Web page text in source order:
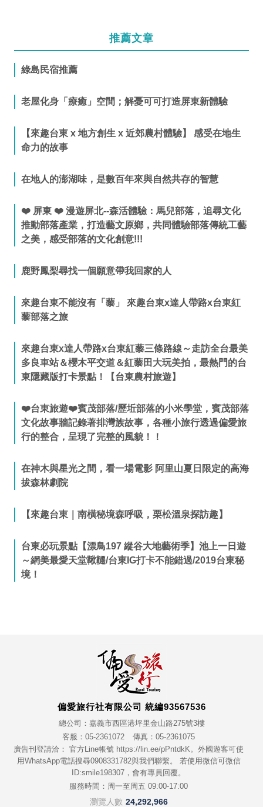
推薦文章
綠島民宿推薦
老屋化身「療癒」空間；解憂可可打造屏東新體驗
【來趣台東 x 地方創生 x 近郊農村體驗】 感受在地生
命力的故事
在地人的澎湖味，是數百年來與自然共存的智慧
❤️ 屏東 ❤️ 漫遊屏北--森活體驗：馬兒部落，追尋文化
推動部落產業，打造藝文原鄉，共同體驗部落傳統工藝
之美，感受部落的文化創意!!!
鹿野鳳梨尋找一個願意帶我回家的人
來趣台東不能沒有「藜」 來趣台東x達人帶路x台東紅
藜部落之旅
來趣台東x達人帶路x台東紅藜三條路線～走訪全台最美
多良車站＆櫻木平交道＆紅藜田大玩美拍，最熱門的台
東隱藏版打卡景點！【台東農村旅遊】
❤️台東旅遊❤️賓茂部落/歷坵部落的小米學堂，賓茂部落
文化故事牆記錄著排灣族故事，各種小旅行透過偏愛旅
行的整合，呈現了完整的風貌！！
在神木與星光之間，看一場電影 阿里山夏日限定的高海
拔森林劇院
【來趣台東｜南橫秘境森呼吸，栗松溫泉探訪趣】
台東必玩景點【漂鳥197 縱谷大地藝術季】池上一日遊
～網美最愛天堂鞦韆/台東IG打卡不能錯過/2019台東秘
境！
偏愛旅行社有限公司 統編93567536
總公司：嘉義市西區港坪里金山路275號3樓
客服：05-2361072
傳真：05-2361075
廣告刊登請洽： 官方Line帳號 https://lin.ee/pPntdkK。外國遊客可使
用WhatsApp電話搜尋0908331782與我們聯繫。 若使用微信可微信
ID:smile198307，會有專員回覆。
服務時間：周一至周五 09:00-17:00
瀏覽人數 24,292,966